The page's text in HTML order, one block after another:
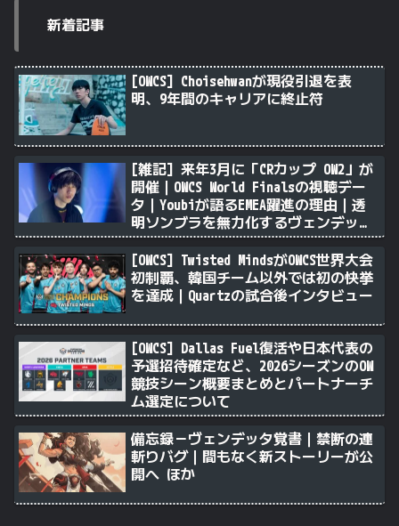
新着記事
[OWCS] Choisehwanが現役引退を表
明、9年間のキャリアに終止符
[雑記] 来年3月に「CRカップ OW2」が
開催｜OWCS World Finalsの視聴デー
タ｜Youbiが語るEMEA躍進の理由｜透
明ソンブラを無力化するヴェンデッタ
｜Stalk3rが久々のツィート ほか
[OWCS] Twisted MindsがOWCS世界大会
初制覇、韓国チーム以外では初の快挙
を達成｜Quartzの試合後インタビュー
[OWCS] Dallas Fuel復活や日本代表の
予選招待確定など、2026シーズンのOW
競技シーン概要まとめとパートナーチ
ム選定について
備忘録－ヴェンデッタ覚書｜禁断の連
斬りバグ｜間もなく新ストーリーが公
開へ ほか